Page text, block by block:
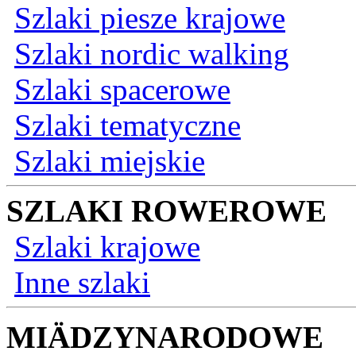
Szlaki piesze krajowe
Szlaki nordic walking
Szlaki spacerowe
Szlaki tematyczne
Szlaki miejskie
SZLAKI ROWEROWE
Szlaki krajowe
Inne szlaki
MIÄDZYNARODOWE